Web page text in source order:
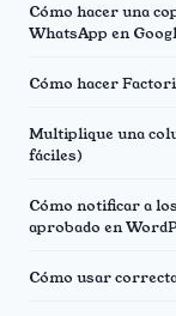
Cómo hacer una
WhatsApp en
Cómo hacer
Multiplique una
fáciles)
Cómo notificar a
aprobado en
Cómo usar